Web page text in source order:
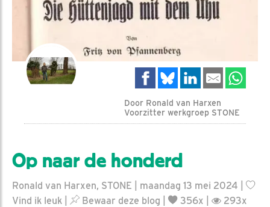
Door Ronald van Harxen
Voorzitter werkgroep STONE
Op naar de honderd
Ronald van Harxen, STONE | maandag 13 mei 2024 |
Vind ik leuk
Bewaar deze blog 356x | 293x